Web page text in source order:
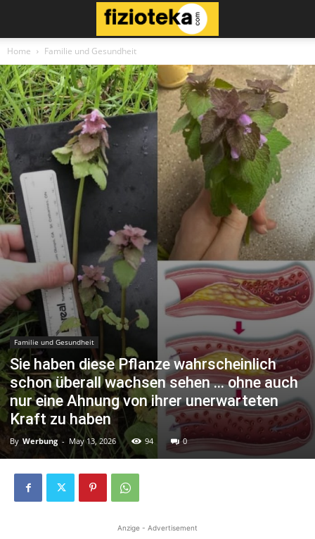
Home Familie und Gesundheit
Familie und Gesundheit
Sie haben diese Pflanze wahrscheinlich
schon überall wachsen sehen … ohne auch
nur eine Ahnung von ihrer unerwarteten
Kraft zu haben
By Werbung - May 13, 2026 94 0
Anzige - Advertisement